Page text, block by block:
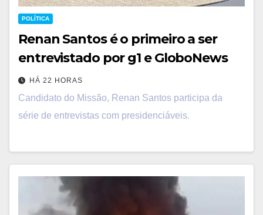
POLÍTICA
Renan Santos é o primeiro a ser
entrevistado por g1 e GloboNews
HÁ 22 HORAS
Candidato do Missão, Renan Santos participa da
série de entrevistas com presidenciáveis.